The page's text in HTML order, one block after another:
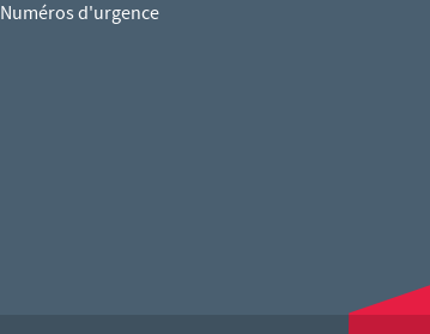
Numéros d'urgence